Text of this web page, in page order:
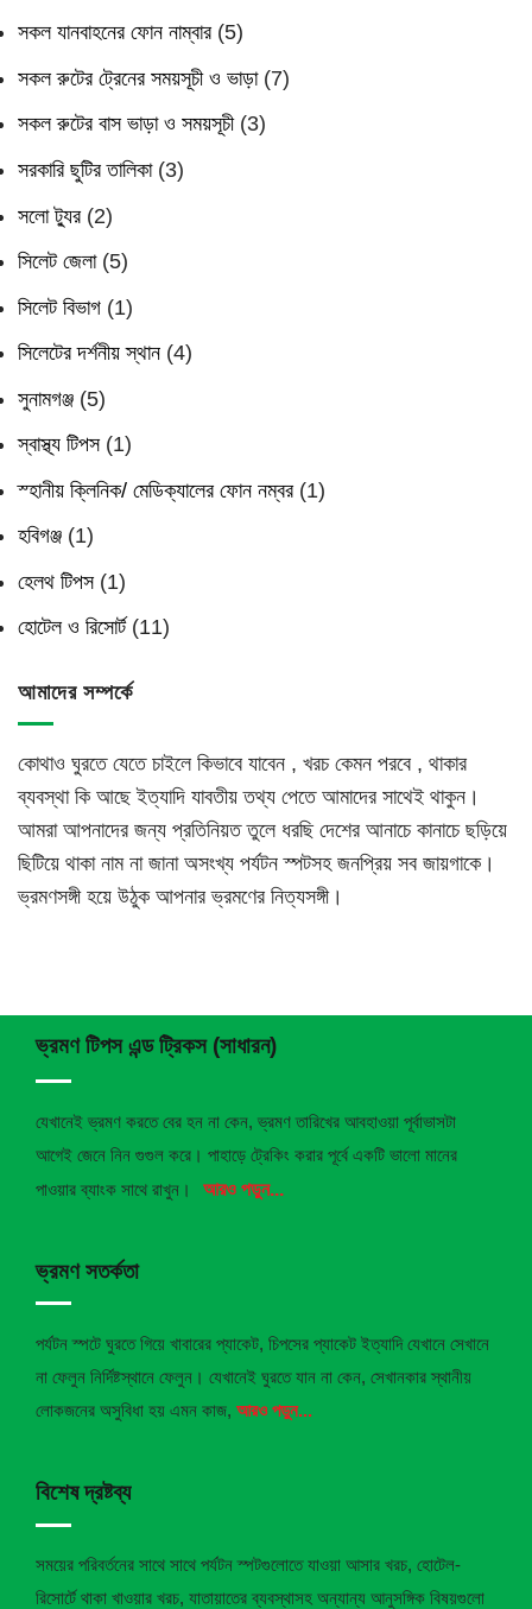
সকল যানবাহনের ফোন নাম্বার(5)
সকল রুটের ট্রেনের সময়সূচী ও ভাড়া(7)
সকল রুটের বাস ভাড়া ও সময়সূচী(3)
সরকারি ছুটির তালিকা(3)
সলো ট্যুর(2)
সিলেট জেলা(5)
সিলেট বিভাগ (1)
সিলেটের দর্শনীয় স্থান (4)
সুনামগঞ্জ (5)
স্বাস্থ্য টিপস(1)
স্হানীয় ক্লিনিক/ মেডিক্যালের ফোন নম্বর(1)
হবিগঞ্জ (1)
হেলথ টিপস(1)
হোটেল ও রিসোর্ট(11)
আমাদের সম্পর্কে
কোথাও ঘুরতে যেতে চাইলে কিভাবে যাবেন , খরচ কেমন পরবে , থাকার
ব্যবস্থা কি আছে ইত্যাদি যাবতীয় তথ্য পেতে আমাদের সাথেই থাকুন।
আমরা আপনাদের জন্য প্রতিনিয়ত তুলে ধরছি দেশের আনাচে কানাচে ছড়িয়ে
ছিটিয়ে থাকা নাম না জানা অসংখ্য পর্যটন স্পটসহ জনপ্রিয় সব জায়গাকে।
ভ্রমণসঙ্গী হয়ে উঠুক আপনার ভ্রমণের নিত্যসঙ্গী।
ভ্রমণ টিপস এন্ড ট্রিকস (সাধারন)
যেখানেই ভ্রমণ করতে বের হন না কেন, ভ্রমণ তারিখের আবহাওয়া পূর্বাভাসটা
আগেই জেনে নিন গুগুল করে। পাহাড়ে ট্রেকিং করার পূর্বে একটি ভালো মানের
পাওয়ার ব্যাংক সাথে রাখুন।
আরও পড়ুন...
ভ্রমণ সতর্কতা
পর্যটন স্পটে ঘুরতে গিয়ে খাবারের প্যাকেট, চিপসের প্যাকেট ইত্যাদি যেখানে সেখানে
না ফেলুন নির্দিষ্টস্থানে ফেলুন। যেখানেই ঘুরতে যান না কেন, সেখানকার স্থানীয়
লোকজনের অসুবিধা হয় এমন কাজ, আরও পড়ুন...
বিশেষ দ্রষ্টব্য
সময়ের পরিবর্তনের সাথে সাথে পর্যটন স্পটগুলোতে যাওয়া আসার খরচ, হোটেল-
রিসোর্টে থাকা খাওয়ার খরচ, যাতায়াতের ব্যবস্থাসহ অন্যান্য আনুসঙ্গিক বিষয়গুলো